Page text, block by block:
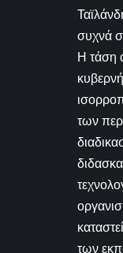
συχνά
Η τάση
των
των